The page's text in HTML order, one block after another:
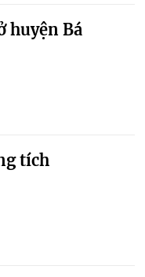
huyện Bá
tích